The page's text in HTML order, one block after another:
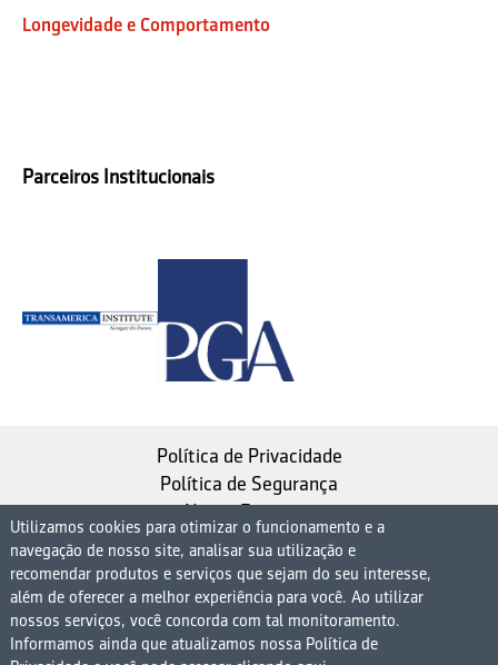
Longevidade e Comportamento
Parceiros Institucionais
Política de Privacidade
Política de Segurança
Nosso Estatuto
Instituto de Longevidade MAG, uma empresa do
Grupo MAG
| CNPJ 08.474.765/0001-75
Avenida Presidente Juscelino Kubitschek, 1830, 15º
Utilizamos cookies para otimizar o funcionamento e a
navegação de nosso site, analisar sua utilização e
recomendar produtos e serviços que sejam do seu interesse,
além de oferecer a melhor experiência para você. Ao utilizar
nossos serviços, você concorda com tal monitoramento.
Informamos ainda que atualizamos nossa Política de